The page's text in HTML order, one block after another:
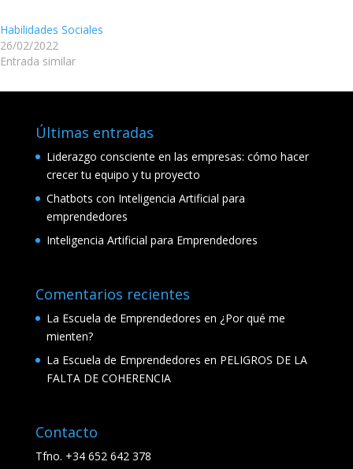
Habilidades Sociales
26/02/2022
Entrada similar
Últimas entradas
Liderazgo consciente en las empresas: cómo hacer
crecer tu equipo y tu proyecto
Chatbots con Inteligencia Artificial para
emprendedores
Inteligencia Artificial para Emprendedores
Comentarios recientes
La Escuela de Emprendedores en ¿Por qué me
mienten?
La Escuela de Emprendedores en PELIGROS DE LA
FALTA DE COHERENCIA
Contacto
Tfno. +34 652 642 378